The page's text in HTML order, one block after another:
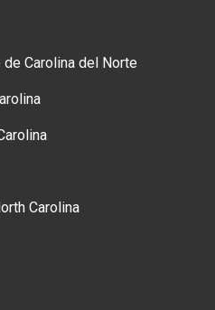
Carolina del Norte
Carolina